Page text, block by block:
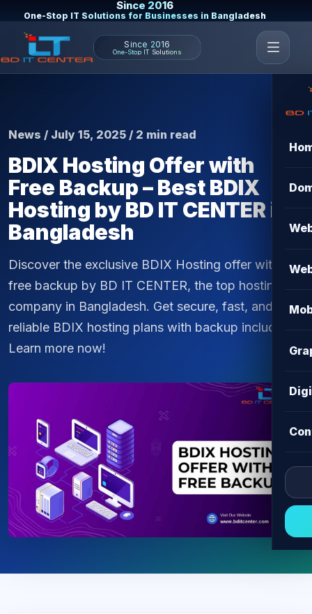
Since 2016
One-Stop IT Solutions for Businesses in Bangladesh
Since 2016
One-Stop IT Solutions
News / July 15, 2025 / 2 min read
BDIX Hosting Offer with
Free Backup – Best BDIX
Hosting by BD IT CENTER in
Bangladesh
Discover the exclusive BDIX Hosting offer with
free backup by BD IT CENTER, the top hosting
company in Bangladesh. Get secure, fast, and
reliable BDIX hosting plans with backup included.
Learn more now!